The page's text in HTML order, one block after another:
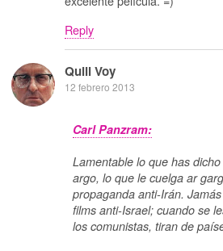
Reply
Quill Voy
12 febrero 2013
Carl Panzram:
Lamentable lo que has
argo, lo que le cuelga ar
propaganda anti-Irán.
films anti-Israel; cuando se
los comunistas, tiran de